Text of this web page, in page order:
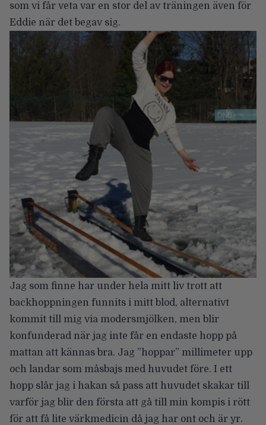
som vi får veta var en stor del av träningen även för
Eddie när det begav sig.
Jag som finne har under hela mitt liv trott att
backhoppningen funnits i mitt blod, alternativt
kommit till mig via modersmjölken, men blir
konfunderad när jag inte får en endaste hopp på
mattan att kännas bra. Jag ”hoppar” millimeter upp
och landar som måsbajs med huvudet före. I ett
hopp slår jag i hakan så pass att huvudet skakar till
varför jag blir den första att gå till min kompis i rött
för att få lite värkmedicin då jag har ont och är yr.